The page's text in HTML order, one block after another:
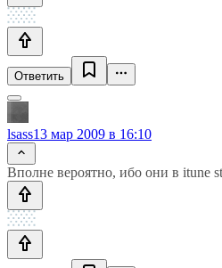
Ответить
lsass13 мар 2009 в 16:10
Вполне вероятно, ибо они в itune